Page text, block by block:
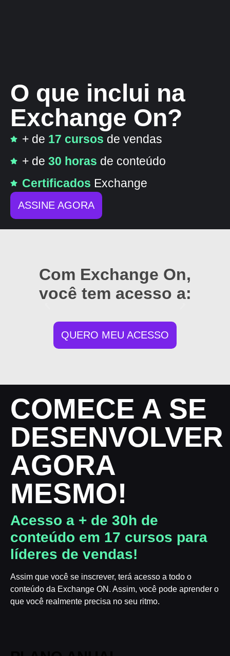
O que inclui na
Exchange On?
+ de 17 cursos de vendas
+ de 30 horas de conteúdo
Certificados Exchange
ASSINE AGORA
Com Exchange On,
você tem acesso a:
QUERO MEU ACESSO
COMECE A SE
DESENVOLVER
AGORA
MESMO!
Acesso a + de 30h de
conteúdo em 17 cursos para
líderes de vendas!
Assim que você se inscrever, terá acesso a todo o
conteúdo da Exchange ON. Assim, você pode aprender o
que você realmente precisa no seu ritmo.